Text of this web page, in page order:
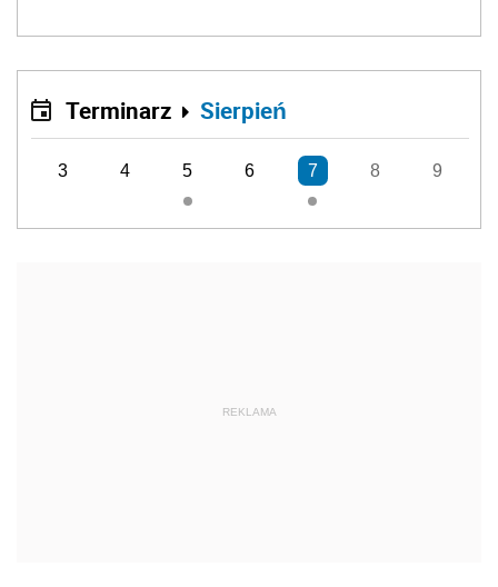
Terminarz Sierpień
3 4 5 6 7 8 9
REKLAMA